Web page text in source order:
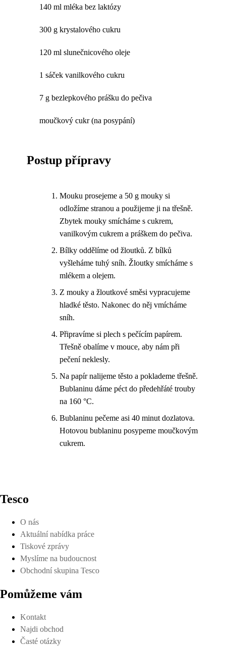
140 ml mléka bez laktózy
300 g krystalového cukru
120 ml slunečnicového oleje
1 sáček vanilkového cukru
7 g bezlepkového prášku do pečiva
moučkový cukr (na posypání)
Postup přípravy
Mouku prosejeme a 50 g mouky si
odložíme stranou a použijeme ji na třešně.
Zbytek mouky smícháme s cukrem,
vanilkovým cukrem a práškem do pečiva.
Bílky oddělíme od žloutků. Z bílků
vyšleháme tuhý sníh. Žloutky smícháme s
mlékem a olejem.
Z mouky a žloutkové směsi vypracujeme
hladké těsto. Nakonec do něj vmícháme
sníh.
Připravíme si plech s pečícím papírem.
Třešně obalíme v mouce, aby nám při
pečení neklesly.
Na papír nalijeme těsto a poklademe třešně.
Bublaninu dáme péct do předehřáté trouby
na 160 °C.
Bublaninu pečeme asi 40 minut dozlatova.
Hotovou bublaninu posypeme moučkovým
cukrem.
Tesco
O nás
Aktuální nabídka práce
Tiskové zprávy
Myslíme na budoucnost
Obchodní skupina Tesco
Pomůžeme vám
Kontakt
Najdi obchod
Časté otázky